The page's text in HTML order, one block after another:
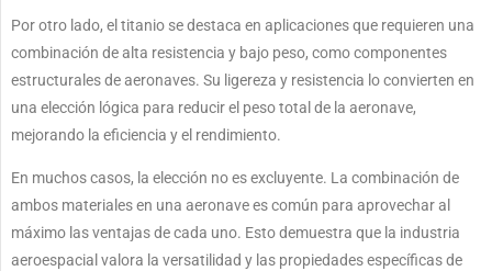
Por otro lado, el titanio se destaca en aplicaciones que requieren una
combinación de alta resistencia y bajo peso, como componentes
estructurales de aeronaves. Su ligereza y resistencia lo convierten en
una elección lógica para reducir el peso total de la aeronave,
mejorando la eficiencia y el rendimiento.
En muchos casos, la elección no es excluyente. La combinación de
ambos materiales en una aeronave es común para aprovechar al
máximo las ventajas de cada uno. Esto demuestra que la industria
aeroespacial valora la versatilidad y las propiedades específicas de